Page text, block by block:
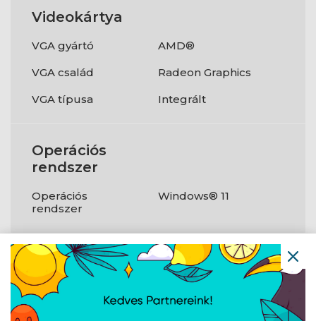
Videokártya
VGA gyártó
AMD®
VGA család
Radeon Graphics
VGA típusa
Integrált
Operációs
rendszer
Operációs
rendszer
Windows® 11
Csatlakozók
USB3.1
HDMI